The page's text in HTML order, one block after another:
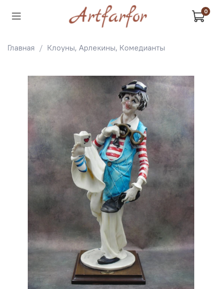
0
Главная Клоуны, Арлекины, Комедианты